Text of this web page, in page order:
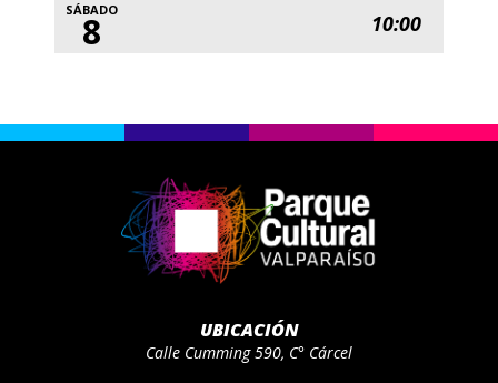
SÁBADO
8 10:00
UBICACIÓN
Calle Cumming 590, C° Cárcel